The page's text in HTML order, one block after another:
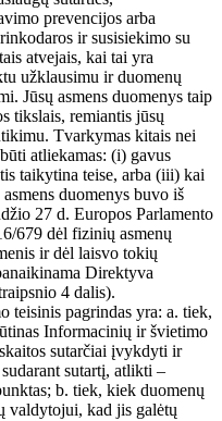
prevencijos arba
ir susisiekimo su
atvejais, kai tai yra
užklausimu ir duomenų
Jūsų asmens duomenys taip
tikslais, remiantis jūsų
Tvarkymas kitais nei
atliekamas: (i) gavus
taikytina teise, arba (iii) kai
duomenys buvo iš
27 d. Europos Parlamento
679 dėl fizinių asmenų
ir dėl laisvo tokių
Direktyva
4 dalis).
teisinis pagrindas yra: a. tiek,
Informacinių ir švietimo
sutarčiai įvykdyti ir
sutartį, atlikti –
b. tiek, kiek duomenų
valdytojui, kad jis galėtų